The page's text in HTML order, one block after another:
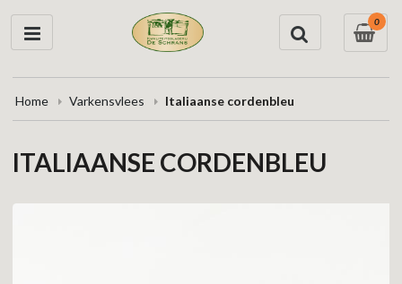
0
Home Varkensvlees Italiaanse cordenbleu
ITALIAANSE CORDENBLEU